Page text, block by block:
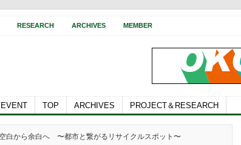
RESEARCH ARCHIVES MEMBER
EVENT TOP ARCHIVES PROJECT＆RESEARCH
白から余白へ 〜都市と繋がるリサイクルスポット〜